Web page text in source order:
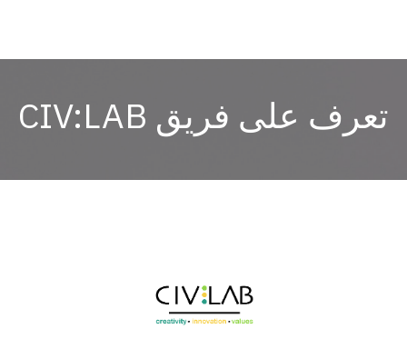
تعرف على فريق CIV:LAB